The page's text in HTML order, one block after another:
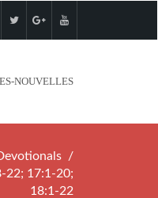
NOUVELLES
22; 17:1-20;
18:1-22